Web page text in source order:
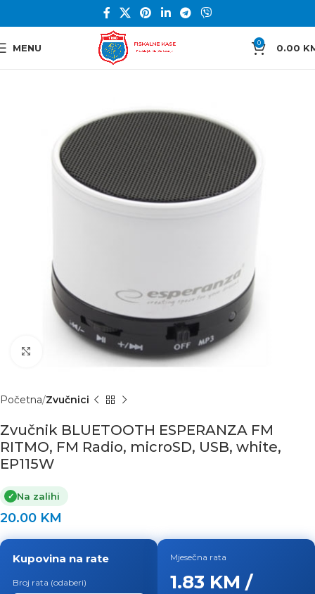
MENU 0 0.00
Click to enlarge
Početna Zvučnici
Zvučnik BLUETOOTH ESPERANZA FM
RITMO, FM Radio, microSD, USB, white,
EP115W
✓ Na zalihi
20.00 KM
Kupovina na rate
Broj rata (odaberi)
Mjesečna rata
1.83 KM /